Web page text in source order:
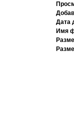
Дата
Имя